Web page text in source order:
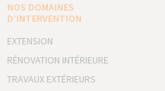
NOS DOMAINES
D’INTERVENTION
EXTENSION
RÉNOVATION INTÉRIEURE
TRAVAUX EXTÉRIEURS